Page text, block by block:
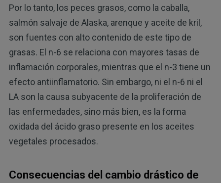
Por lo tanto, los peces grasos, como la caballa,
salmón salvaje de Alaska, arenque y aceite de kril,
son fuentes con alto contenido de este tipo de
grasas. El n-6 se relaciona con mayores tasas de
inflamación corporales, mientras que el n-3 tiene un
efecto antiinflamatorio. Sin embargo, ni el n-6 ni el
LA son la causa subyacente de la proliferación de
las enfermedades, sino más bien, es la forma
oxidada del ácido graso presente en los aceites
vegetales procesados.
Consecuencias del cambio drástico de